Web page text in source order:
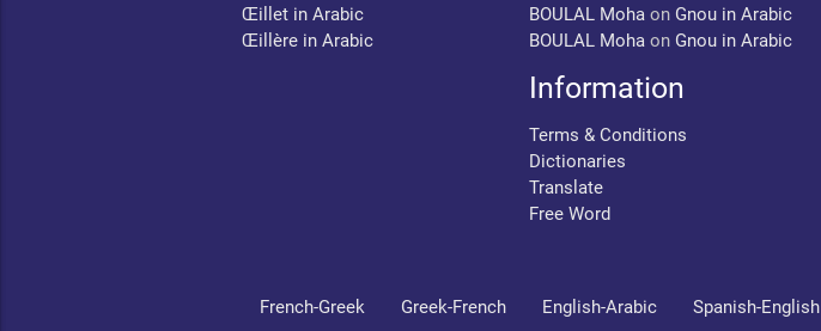
Œillet in Arabic
Œillère in Arabic
BOULAL Moha on Gnou in Arabic
BOULAL Moha on Gnou in Arabic
Information
Terms & Conditions
Dictionaries
Translate
Free Word
French-Greek Greek-French English-Arabic Spanish-English